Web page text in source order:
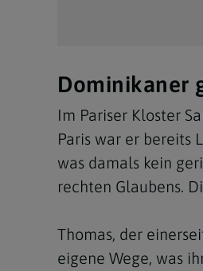
Dominikaner
Im Pariser Kloster
Paris war er bereits
was damals kein
rechten Glaubens.
Thomas, der
eigene Wege, was